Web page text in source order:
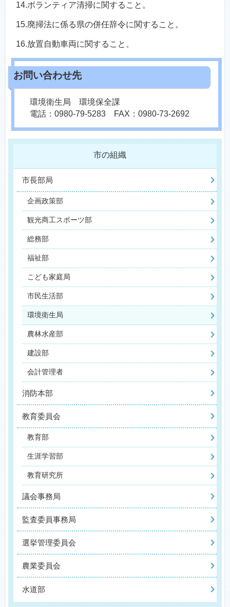
14.ボランティア清掃に関すること。
15.廃掃法に係る県の併任辞令に関すること。
16.放置自動車両に関すること。
環境衛生局 環境保全課
電話：0980-79-5283 FAX：0980-73-2692
市の組織
市長部局
企画政策部
観光商工スポーツ部
総務部
福祉部
こども家庭局
市民生活部
環境衛生局
農林水産部
建設部
会計管理者
消防本部
教育委員会
教育部
生涯学習部
教育研究所
議会事務局
監査委員事務局
選挙管理委員会
農業委員会
水道部